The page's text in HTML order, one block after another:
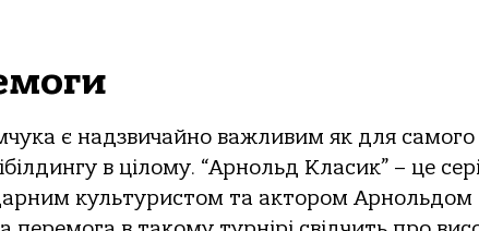
є надзвичайно важливим як для самого
в цілому. “Арнольд Класик” – це
культуристом та актором Арнольдом